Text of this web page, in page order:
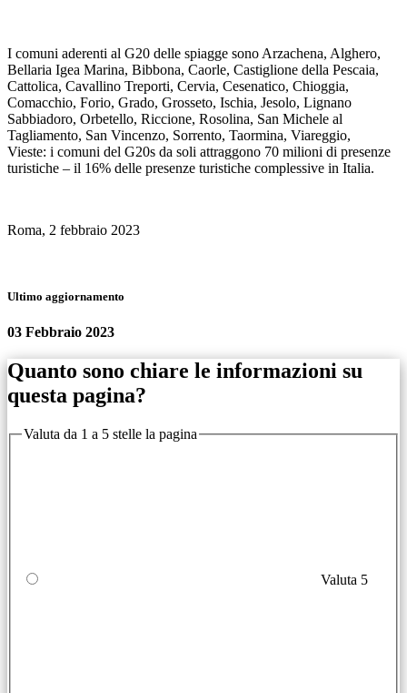
I comuni aderenti al G20 delle spiagge sono Arzachena, Alghero,
Bellaria Igea Marina, Bibbona, Caorle, Castiglione della Pescaia,
Cattolica, Cavallino Treporti, Cervia, Cesenatico, Chioggia,
Comacchio, Forio, Grado, Grosseto, Ischia, Jesolo, Lignano
Sabbiadoro, Orbetello, Riccione, Rosolina, San Michele al
Tagliamento, San Vincenzo, Sorrento, Taormina, Viareggio,
Vieste: i comuni del G20s da soli attraggono 70 milioni di presenze
turistiche – il 16% delle presenze turistiche complessive in Italia.
Roma, 2 febbraio 2023
Ultimo aggiornamento
03 Febbraio 2023
Quanto sono chiare le informazioni su
questa pagina?
Valuta da 1 a 5 stelle la pagina
Valuta 5